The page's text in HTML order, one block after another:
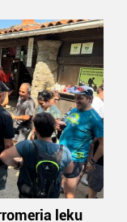
leku